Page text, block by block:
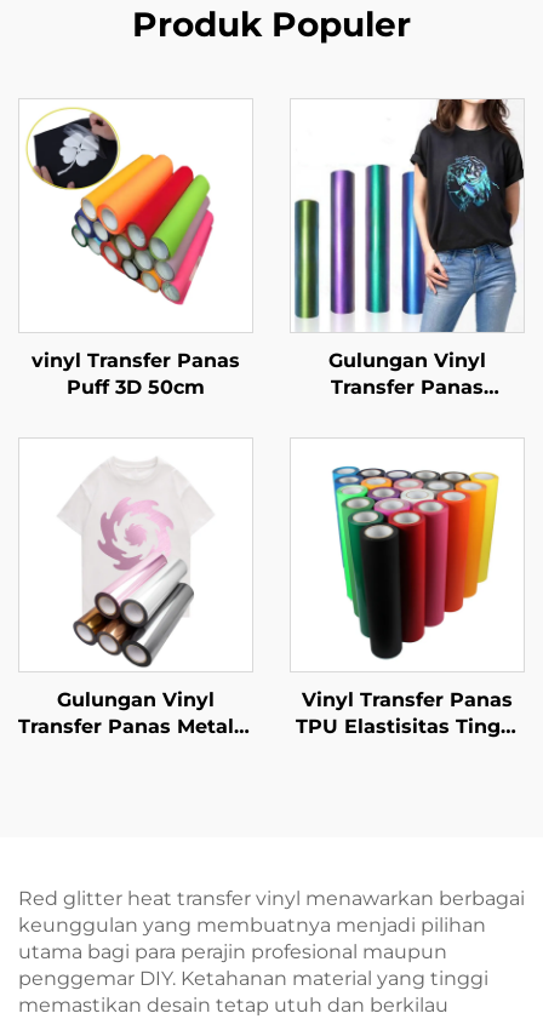
Produk Populer
vinyl Transfer Panas
Puff 3D 50cm
Gulungan Vinyl
Transfer Panas
Gulungan Vinyl
Transfer Panas Metalik
Vinyl Transfer Panas
TPU Elastisitas Tinggi
Red glitter heat transfer vinyl menawarkan berbagai
keunggulan yang membuatnya menjadi pilihan
utama bagi para perajin profesional maupun
penggemar DIY. Ketahanan material yang tinggi
memastikan desain tetap utuh dan berkilau